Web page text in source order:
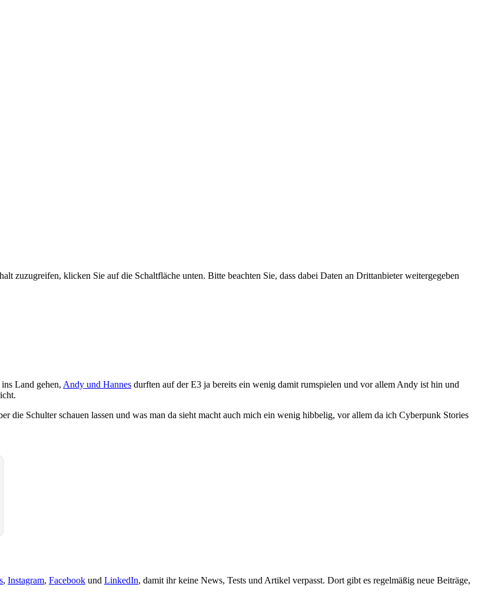
zuzugreifen, klicken Sie auf die Schaltfläche unten. Bitte beachten Sie, dass dabei Daten an Drittanbieter weitergegeben
Land gehen, Andy und Hannes durften auf der E3 ja bereits ein wenig damit rumspielen und vor allem Andy ist hin und
die Schulter schauen lassen und was man da sieht macht auch mich ein wenig hibbelig, vor allem da ich Cyberpunk Stories
, Instagram, Facebook und LinkedIn, damit ihr keine News, Tests und Artikel verpasst. Dort gibt es regelmäßig neue Beiträge,